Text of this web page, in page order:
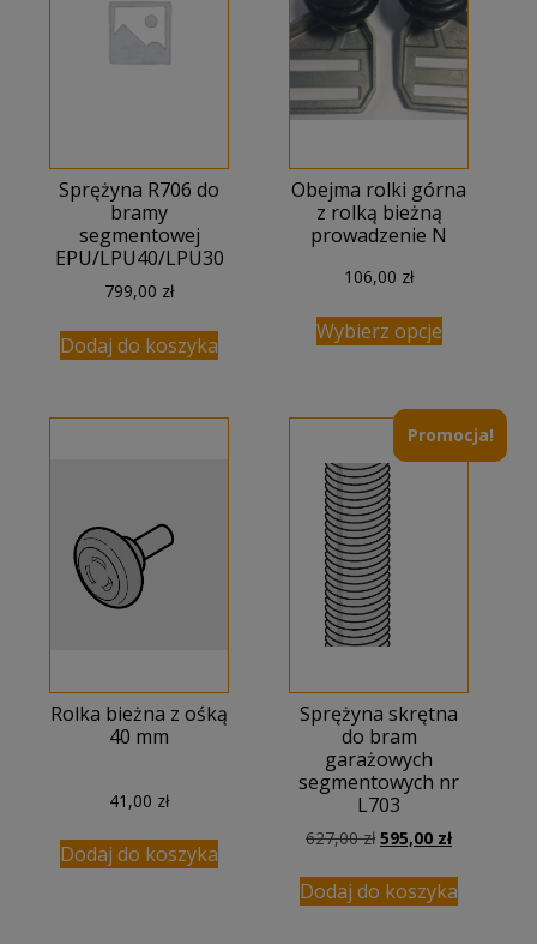
Sprężyna R706 do
bramy
segmentowej
EPU/LPU40/LPU30
799,00 zł
Dodaj do koszyka
Obejma rolki górna
z rolką bieżną
prowadzenie N
106,00 zł
Wybierz opcje
Rolka bieżna z ośką
40 mm
41,00 zł
Dodaj do koszyka
Promocja!
Sprężyna skrętna
do bram
garażowych
segmentowych nr
L703
627,00zł Pierwotna
wynosiła:
627,00 zł.
595,00 złAktualna
wynosi:
595,00 zł.
Dodaj do koszyka